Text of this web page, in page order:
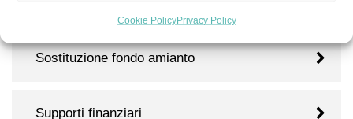
Cookie PolicyPrivacy Policy
Sostituzione fondo amianto
Supporti finanziari